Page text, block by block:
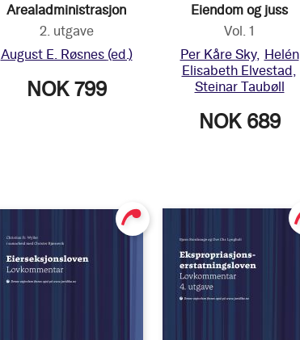
Arealadministrasjon
2. utgave
August E. Røsnes (ed.)
NOK 799
Eiendom og juss
Vol. 1
Per Kåre Sky Helén
Elisabeth Elvestad
Steinar Taubøll
NOK 689